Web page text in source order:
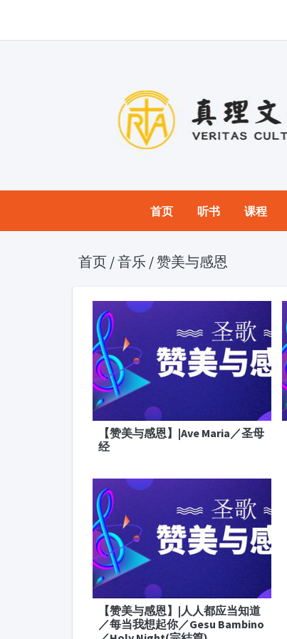
首页 听书 课程
首页 /音乐 /赞美与感恩
【赞美与感恩】|Ave Maria／圣母
经
【赞美与感恩】|人人都应当知道
／每当我想起你／Gesu Bambino